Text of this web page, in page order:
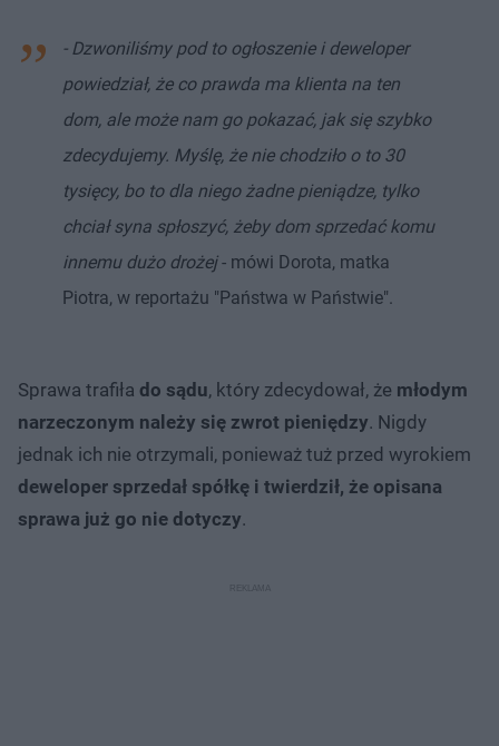
- Dzwoniliśmy pod to ogłoszenie i deweloper
powiedział, że co prawda ma klienta na ten
dom, ale może nam go pokazać, jak się szybko
zdecydujemy. Myślę, że nie chodziło o to 30
tysięcy, bo to dla niego żadne pieniądze, tylko
chciał syna spłoszyć, żeby dom sprzedać komu
innemu dużo drożej- mówi Dorota, matka
Piotra, w reportażu "Państwa w Państwie".
Sprawa trafiła do sądu, który zdecydował, że młodym
narzeczonym należy się zwrot pieniędzy. Nigdy
jednak ich nie otrzymali, ponieważ tuż przed wyrokiem
deweloper sprzedał spółkę i twierdził, że opisana
sprawa już go nie dotyczy.